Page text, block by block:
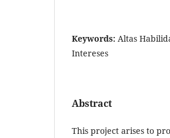
Keywords: Altas
Intereses
Abstract
This project arises to